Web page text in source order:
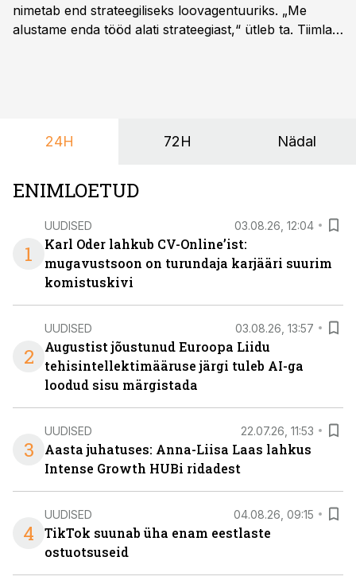
nimetab end strateegiliseks loovagentuuriks. „Me
alustame enda tööd alati strateegiast,“ ütleb ta. Tiimla
24H 72H Nädal
ENIMLOETUD
1
UUDISED 03.08.26, 12:04
Karl Oder lahkub CV-Online’ist:
mugavustsoon on turundaja karjääri suurim
komistuskivi
2
UUDISED 03.08.26, 13:57
Augustist jõustunud Euroopa Liidu
tehisintellektimääruse järgi tuleb AI-ga
loodud sisu märgistada
3
UUDISED 22.07.26, 11:53
Aasta juhatuses: Anna-Liisa Laas lahkus
Intense Growth HUBi ridadest
4
UUDISED 04.08.26, 09:15
TikTok suunab üha enam eestlaste
ostuotsuseid